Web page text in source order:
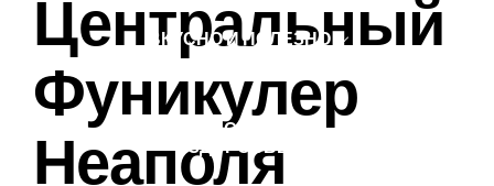
ВКУСНО И ПОЛЕЗНО
КРАСОТА И
ЗДОРОВЬЕ
Центральный
Фуникулер
Неаполя